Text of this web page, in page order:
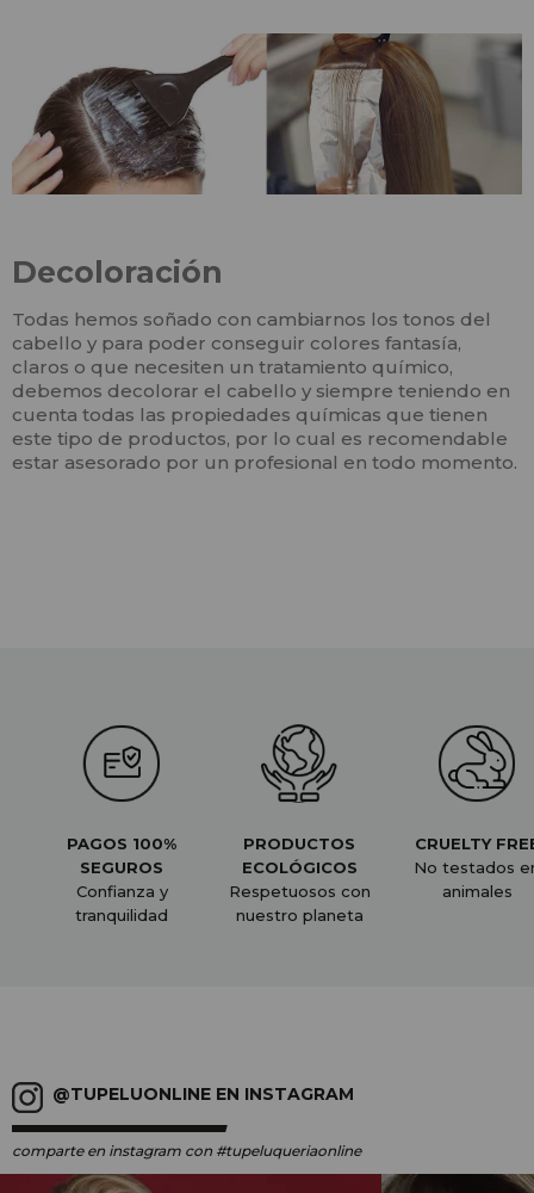
Decoloración
Todas hemos soñado con cambiarnos los tonos del
cabello y para poder conseguir colores fantasía,
claros o que necesiten un tratamiento químico,
debemos decolorar el cabello y siempre teniendo en
cuenta todas las propiedades químicas que tienen
este tipo de productos, por lo cual es recomendable
estar asesorado por un profesional en todo momento.
PAGOS 100%
SEGUROS
Confianza y
tranquilidad
PRODUCTOS
ECOLÓGICOS
Respetuosos con
nuestro planeta
CRUELTY
No testados
animales
@TUPELUONLINE EN INSTAGRAM
comparte en instagram con #tupeluqueriaonline